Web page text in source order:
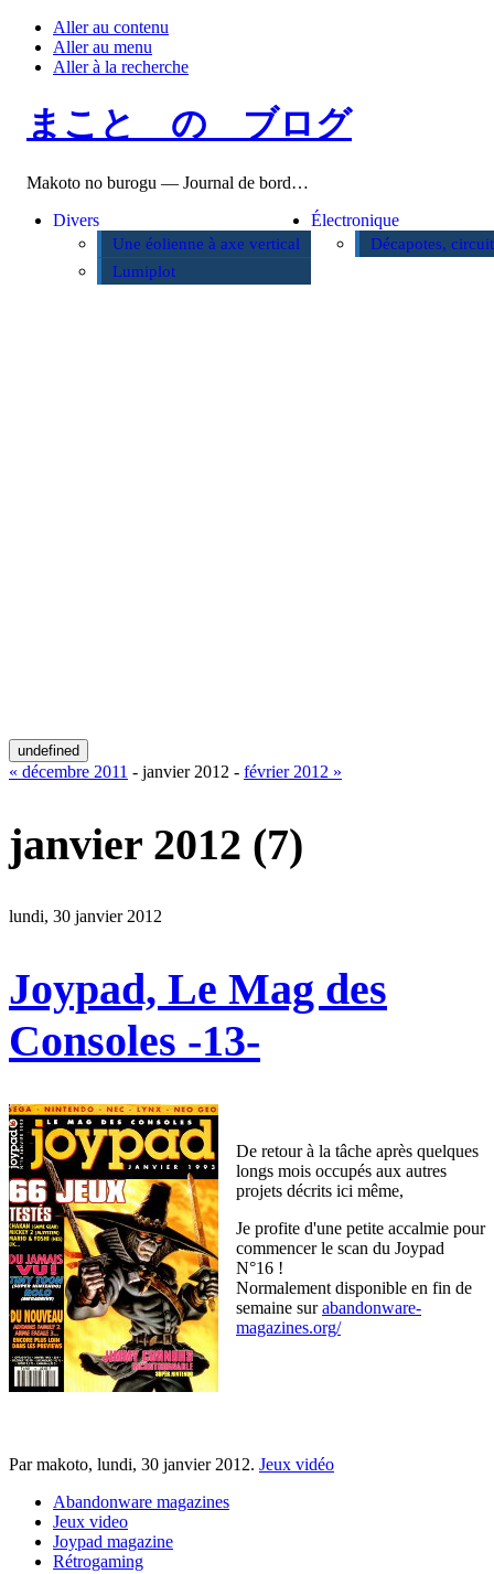
Aller au contenu
Aller au menu
Aller à la recherche
まこと の ブログ
Makoto no burogu — Journal de bord…
Divers
Une éolienne à axe vertical
Lumiplot
Électronique
Décapotes,
undefined
« décembre 2011 - janvier 2012 - février 2012 »
janvier 2012 (7)
lundi, 30 janvier 2012
Joypad, Le Mag des
Consoles -13-
De retour à la tâche après quelques
longs mois occupés aux autres
projets décrits ici même,
Je profite d'une petite accalmie pour
commencer le scan du Joypad
N°16 !
Normalement disponible en fin de
semaine surabandonware-
magazines.org/
Par makoto, lundi, 30 janvier 2012. Jeux vidéo
Abandonware magazines
Jeux video
Joypad magazine
Rétrogaming